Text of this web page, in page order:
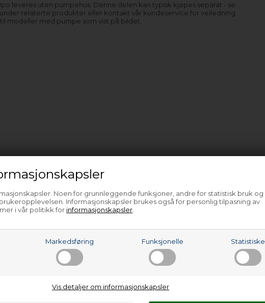
Noen for grunnleggende funksjoner, andre for statistisk bruk og
Informasjonskapsler brukes også for personlig tilpasning av
i vår politikk for informasjonskapsler
Markedsføring Funksjonelle Statistiske
Vis detaljer om informasjonskapsler
leveres uten pumpehus. Denne delen kan typisk kjøpes separat - se
relaterte produkter eller kontakt vår kundeservice for veiledning.
til modeller med pumpe som vist på bildet.